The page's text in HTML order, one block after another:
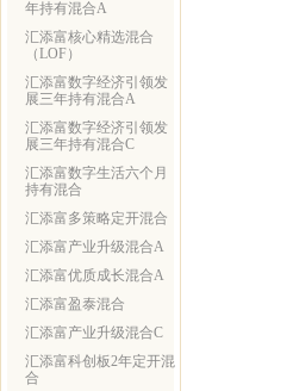
年持有混合A
汇添富核心精选混合
（LOF）
汇添富数字经济引领发
展三年持有混合A
汇添富数字经济引领发
展三年持有混合C
汇添富数字生活六个月
持有混合
汇添富多策略定开混合
汇添富产业升级混合A
汇添富优质成长混合A
汇添富盈泰混合
汇添富产业升级混合C
汇添富科创板2年定开混
合